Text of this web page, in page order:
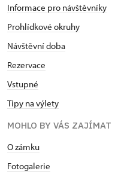
Informace pro návštěvníky
Prohlídkové okruhy
Návštěvní doba
Rezervace
Vstupné
Tipy na výlety
MOHLO BY VÁS ZAJÍMAT
O zámku
Fotogalerie